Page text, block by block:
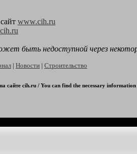
www.cih.ru
быть недоступной через
| Новости | Строительство
cih.ru / You can find the necessary information